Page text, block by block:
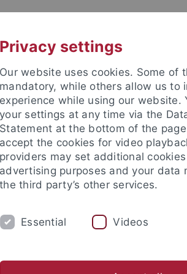
Braungart
SERVICE/
Privacy settings
Our website uses cookies. Some of
mandatory, while others allow us to
experience while using our website.
your settings at any time via the
Statement at the bottom of the
accept the cookies for video
providers may set additional
advertising purposes and your data
the third party’s other services.
Essential Videos